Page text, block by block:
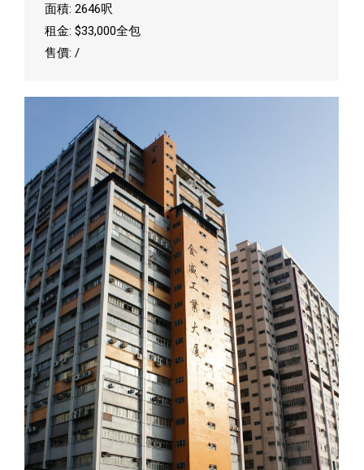
面積: 2646呎
租金: $33,000全包
售價: /